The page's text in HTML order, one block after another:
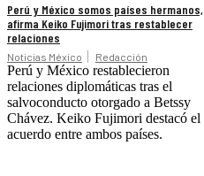
Perú y México somos países hermanos,
afirma Keiko Fujimori tras restablecer
relaciones
Noticias México Redacción
Perú y México restablecieron
relaciones diplomáticas tras el
salvoconducto otorgado a Betssy
Chávez. Keiko Fujimori destacó el
acuerdo entre ambos países.